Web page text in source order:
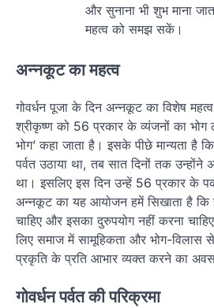
और सुनाना भी शुभ माना
महत्व को समझ सकें।
अन्नकूट का महत्व
गोवर्धन पूजा के दिन अन्नकूट का विशेष
श्रीकृष्ण को 56 प्रकार के व्यंजनों का भोग
भोग’ कहा जाता है। इसके पीछे मान्यता है
पर्वत उठाया था, तब सात दिनों तक
था। इसलिए इस दिन उन्हें 56 प्रकार के
अन्नकूट का यह आयोजन हमें सिखाता है
चाहिए और इसका दुरुपयोग नहीं करना
लिए समाज में सामूहिकता और भोग-विलास
प्रकृति के प्रति आभार व्यक्त करने का
गोवर्धन पर्वत की परिक्रमा